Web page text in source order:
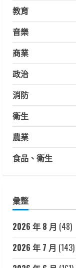
教育
音樂
商業
政治
消防
衛生
農業
食品、衛生
彙整
2026 年 8 月 (48)
2026 年 7 月 (143)